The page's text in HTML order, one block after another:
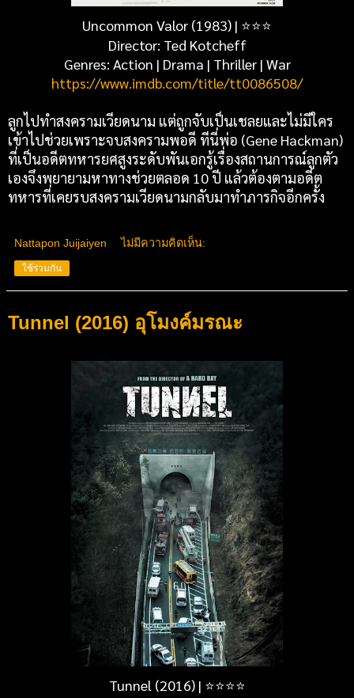
Uncommon Valor (1983) | ⭐⭐⭐
Director: Ted Kotcheff
Genres: Action | Drama | Thriller | War
https://www.imdb.com/title/tt0086508/
ลูกไปทำสงครามเวียดนาม แต่ถูกจับเป็นเชลยและไม่มีใคร
เข้าไปช่วยเพราะจบสงครามพอดี ทีนี่พ่อ (Gene Hackman)
ที่เป็นอดีตทหารยศสูงระดับพันเอกรู้เรื่องสถานการณ์ลูกตัว
เองจึงพยายามหาทางช่วยตลอด 10 ปี แล้วต้องตามอดีต
ทหารที่เคยรบสงครามเวียดนามกลับมาทำภารกิจอีกครั้ง
Nattapon Juijaiyen ไม่มีความคิดเห็น:
ใช้ร่วมกัน
Tunnel (2016) อุโมงค์มรณะ
Tunnel (2016) | ⭐⭐⭐⭐